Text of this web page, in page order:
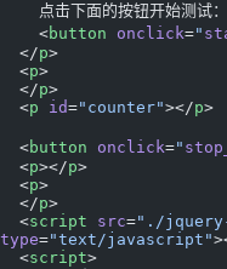
点击下面的按钮开始测试
    <
button onclick="
  </
p>
  <
p>
  </
p>
  <
p id="counter"></p>
  <
button onclick="
  <
p></p>
  <
p>
  </
p>
  <
script src="./
type="text/javascript"
  <
script>